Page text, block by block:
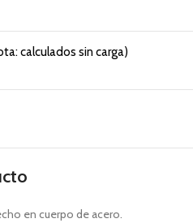
calculados sin carga)
en cuerpo de acero.